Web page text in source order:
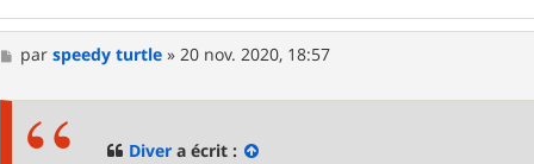
M
e
parspeedy turtle »20 nov. 2020, 18:57
Diver a écrit :